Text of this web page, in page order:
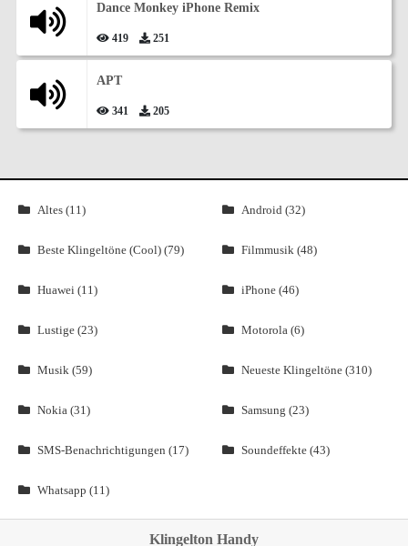
Dance Monkey iPhone Remix
419 251
APT
341 205
Altes (11) Android (32)
Beste Klingeltöne (Cool) (79) Filmmusik (48)
Huawei (11) iPhone (46)
Lustige (23) Motorola (6)
Musik (59) Neueste Klingeltöne (310)
Nokia (31) Samsung (23)
SMS-Benachrichtigungen (17) Soundeffekte (43)
Whatsapp (11)
Klingelton Handy